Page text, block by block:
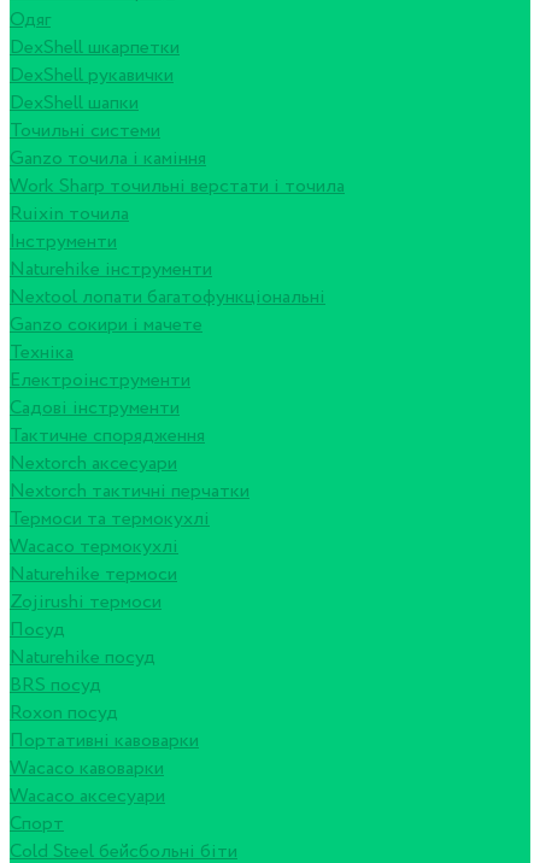
Одяг
DexShell шкарпетки
DexShell рукавички
DexShell шапки
Точильні системи
Ganzo точила і каміння
Work Sharp точильні верстати і точила
Ruixin точила
Інструменти
Naturehike інструменти
Nextool лопати багатофункціональні
Ganzo сокири і мачете
Техніка
Електроінструменти
Садові інструменти
Тактичне спорядження
Nextorch аксесуари
Nextorch тактичні перчатки
Термоси та термокухлі
Wacaco термокухлі
Naturehike термоси
Zojirushi термоси
Посуд
Naturehike посуд
BRS посуд
Roxon посуд
Портативні кавоварки
Wacaco кавоварки
Wacaco аксесуари
Спорт
Cold Steel бейсбольні біти